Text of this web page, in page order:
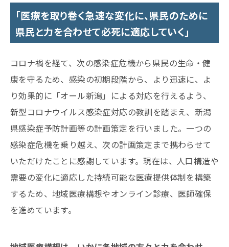
「医療を取り巻く急速な変化に、県民のために
県民と力を合わせて必死に適応していく」
コロナ禍を経て、次の感染症危機から県民の生命・健
康を守るため、感染の初期段階から、より迅速に、よ
り効果的に「オール新潟」による対応を行えるよう、
新型コロナウイルス感染症対応の教訓を踏まえ、新潟
県感染症予防計画等の計画策定を行いました。一つの
感染症危機を乗り越え、次の計画策定まで携わらせて
いただけたことに感謝しています。現在は、人口構造や
需要の変化に適応した持続可能な医療提供体制を構築
するため、地域医療構想やオンライン診療、医師確保
を進めています。